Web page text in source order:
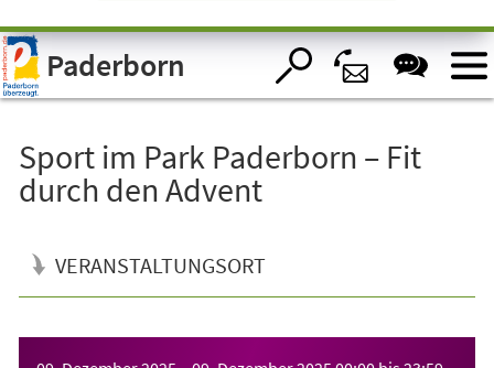
Visuelle
Assistenzsoftware
öffnen.Paderborn
Sport im Park Paderborn – Fit
durch den Advent
VERANSTALTUNGSORT